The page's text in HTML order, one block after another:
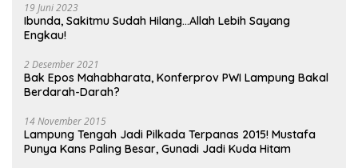
19 Juni 2023
Ibunda, Sakitmu Sudah Hilang…Allah Lebih Sayang
Engkau!
2 Desember 2021
Bak Epos Mahabharata, Konferprov PWI Lampung Bakal
Berdarah-Darah?
14 November 2015
Lampung Tengah Jadi Pilkada Terpanas 2015! Mustafa
Punya Kans Paling Besar, Gunadi Jadi Kuda Hitam